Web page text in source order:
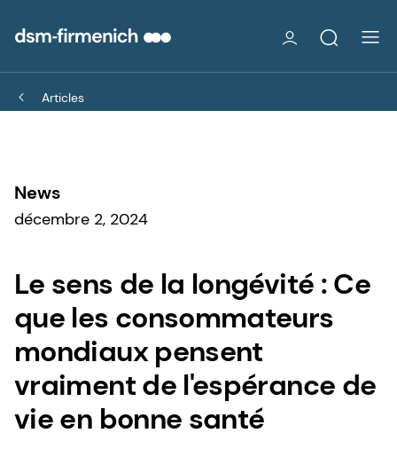
Articles
News
décembre 2, 2024
Le sens de la longévité : Ce
que les consommateurs
mondiaux pensent
vraiment de l'espérance de
vie en bonne santé